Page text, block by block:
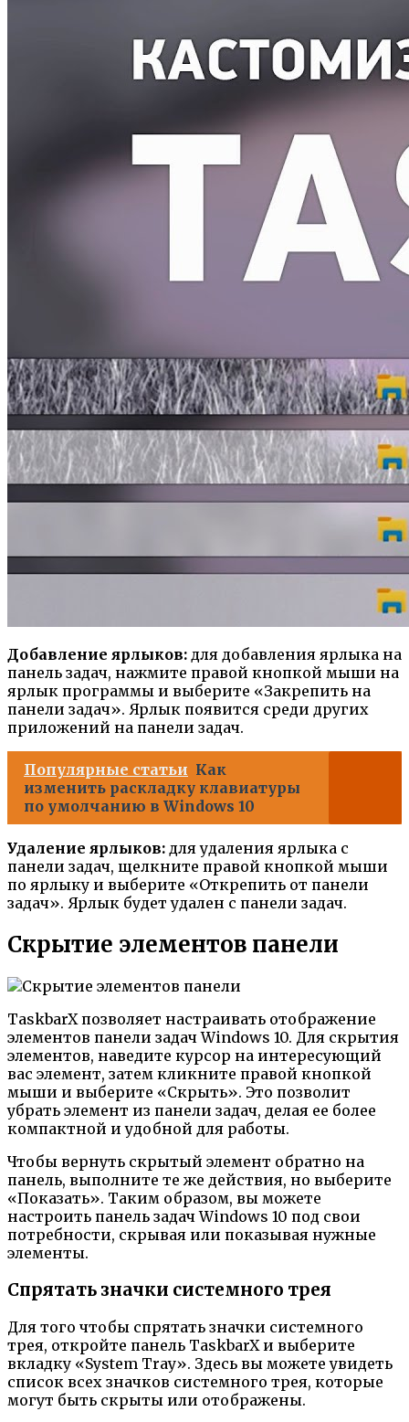
Добавление ярлыков: для добавления ярлыка на
панель задач, нажмите правой кнопкой мыши на
ярлык программы и выберите «Закрепить на
панели задач». Ярлык появится среди других
приложений на панели задач.
Популярные статьи Как
изменить раскладку клавиатуры
по умолчанию в Windows 10
Удаление ярлыков: для удаления ярлыка с
панели задач, щелкните правой кнопкой мыши
по ярлыку и выберите «Открепить от панели
задач». Ярлык будет удален с панели задач.
Скрытие элементов панели
TaskbarX позволяет настраивать отображение
элементов панели задач Windows 10. Для скрытия
элементов, наведите курсор на интересующий
вас элемент, затем кликните правой кнопкой
мыши и выберите «Скрыть». Это позволит
убрать элемент из панели задач, делая ее более
компактной и удобной для работы.
Чтобы вернуть скрытый элемент обратно на
панель, выполните те же действия, но выберите
«Показать». Таким образом, вы можете
настроить панель задач Windows 10 под свои
потребности, скрывая или показывая нужные
элементы.
Спрятать значки системного трея
Для того чтобы спрятать значки системного
трея, откройте панель TaskbarX и выберите
вкладку «System Tray». Здесь вы можете увидеть
список всех значков системного трея, которые
могут быть скрыты или отображены.